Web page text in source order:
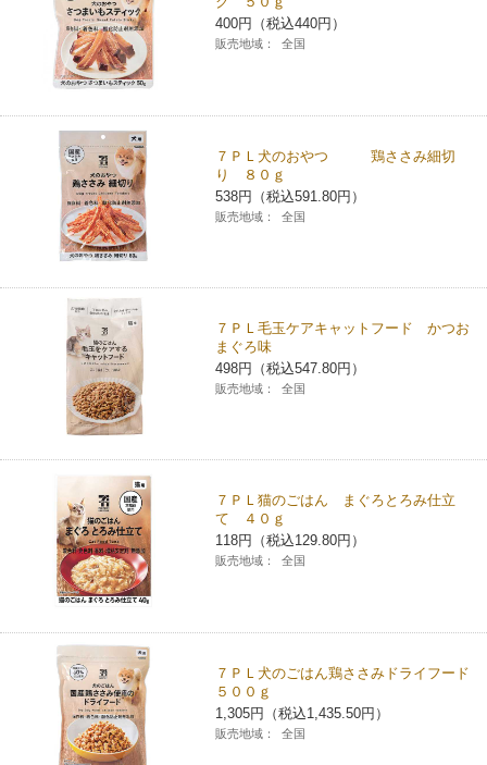
モバイルWi-Fiバッテリーシェアリング（店舗限定）
パウダースペース ラブン（店舗限定）
ソフトバンクギフト
400円（税込440円）
販売地域： 全国
７ＰＬ犬のおやつ 鶏ささみ細切
り ８０ｇ
538円（税込591.80円）
販売地域： 全国
７ＰＬ毛玉ケアキャットフード かつお
まぐろ味
498円（税込547.80円）
販売地域： 全国
７ＰＬ猫のごはん まぐろとろみ仕立
て ４０ｇ
118円（税込129.80円）
販売地域： 全国
７ＰＬ犬のごはん鶏ささみドライフード
５００ｇ
1,305円（税込1,435.50円）
販売地域： 全国